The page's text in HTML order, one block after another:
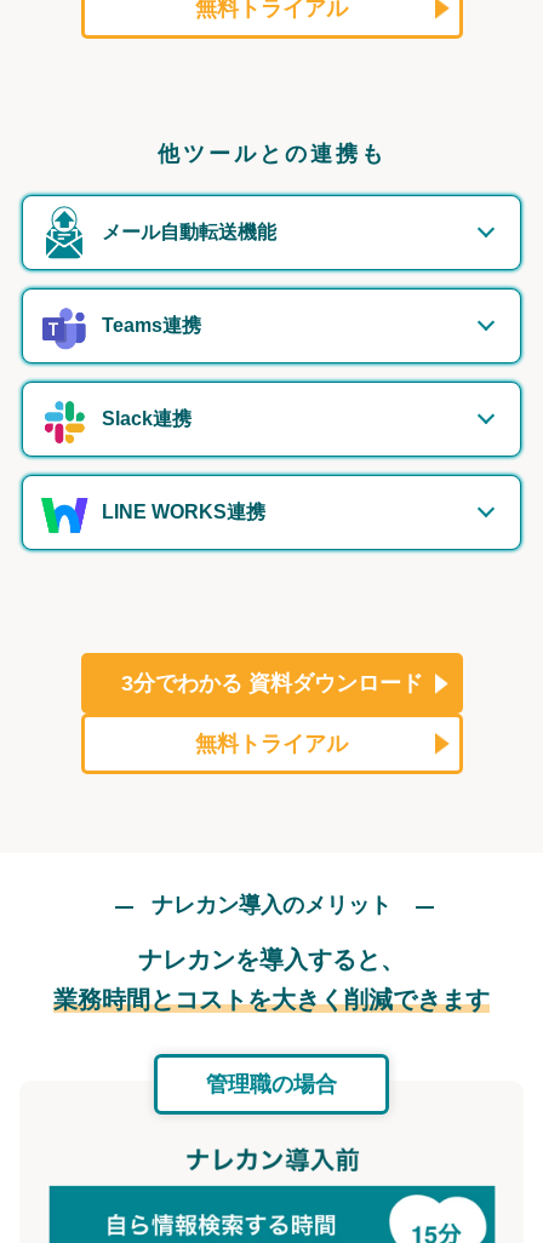
無料トライアル
他ツールとの連携も
メール自動転送機能
Teams連携
Slack連携
LINE WORKS連携
3分でわかる 資料ダウンロード
無料トライアル
ナレカン導入のメリット
ナレカンを導入すると、
業務時間とコストを大きく削減できます
管理職の場合